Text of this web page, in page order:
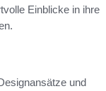
Einblicke in ihre
und